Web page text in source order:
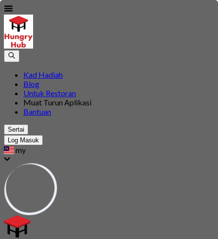
Kad Hadiah
Blog
Untuk Restoran
Muat Turun Aplikasi
Bantuan
Sertai
Log Masuk
my